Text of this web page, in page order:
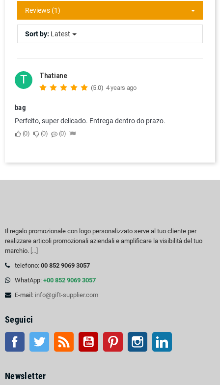
Reviews (1)
Sort by: Latest
T Thatiane
(5.0) 4 years ago
bag
Perfeito, super delicado. Entrega dentro do prazo.
0 0 0
Il regalo promozionale con logo personalizzato serve al tuo cliente per
realizzare articoli promozionali aziendali e amplificare la visibilità del tuo
marchio. [...]
telefono: 00 852 9069 3057
WhatApp: +00 852 9069 3057
E-mail: info@gift-supplier.com
Seguici
Facebook Twitter RSS Youtube Pinterest Instagram
Newsletter